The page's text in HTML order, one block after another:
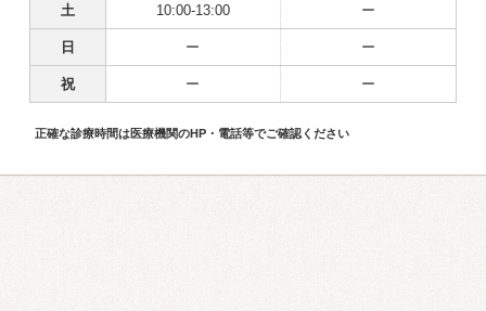
土 10:00-13:00 ー
日 ー ー
祝 ー ー
正確な診療時間は医療機関のHP・電話等でご確認ください